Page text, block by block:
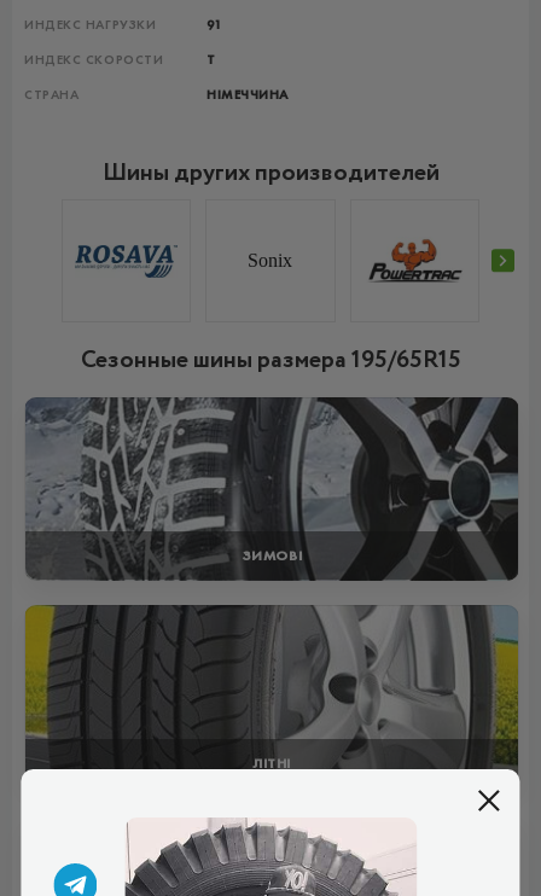
ИНДЕКС НАГРУЗКИ 91
ИНДЕКС СКОРОСТИ T
СТРАНА НІМЕЧЧИНА
Шины других производителей
Sonix
Сезонные шины размера 195/65R15
ЗИМОВІ
ЛІТНІ